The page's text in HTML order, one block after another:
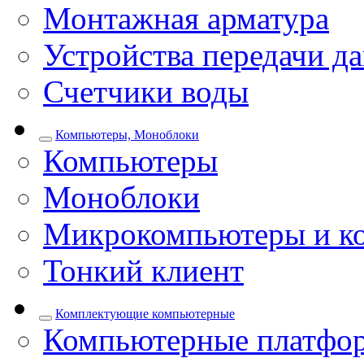
Монтажная арматура
Устройства передачи
Счетчики воды
Компьютеры, Моноблоки
Компьютеры
Моноблоки
Микрокомпьютеры и
Тонкий клиент
Комплектующие компьютерные
Компьютерные